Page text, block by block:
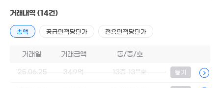
거래내역 (14건)
총액 공급면적당단가 전용면적당단가
거래일 거래금액 동/층/호
'25.06.25 34.9억 13층 13**호 등기